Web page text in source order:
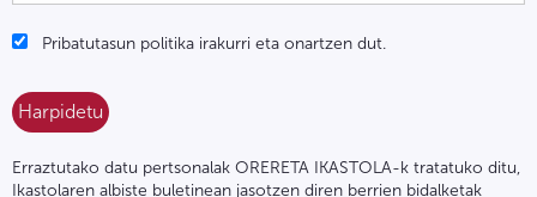
Pribatutasun politika irakurri eta onartzen dut.
Erraztutako datu pertsonalak ORERETA IKASTOLA-k tratatuko ditu,
Ikastolaren albiste buletinean jasotzen diren berrien bidalketak